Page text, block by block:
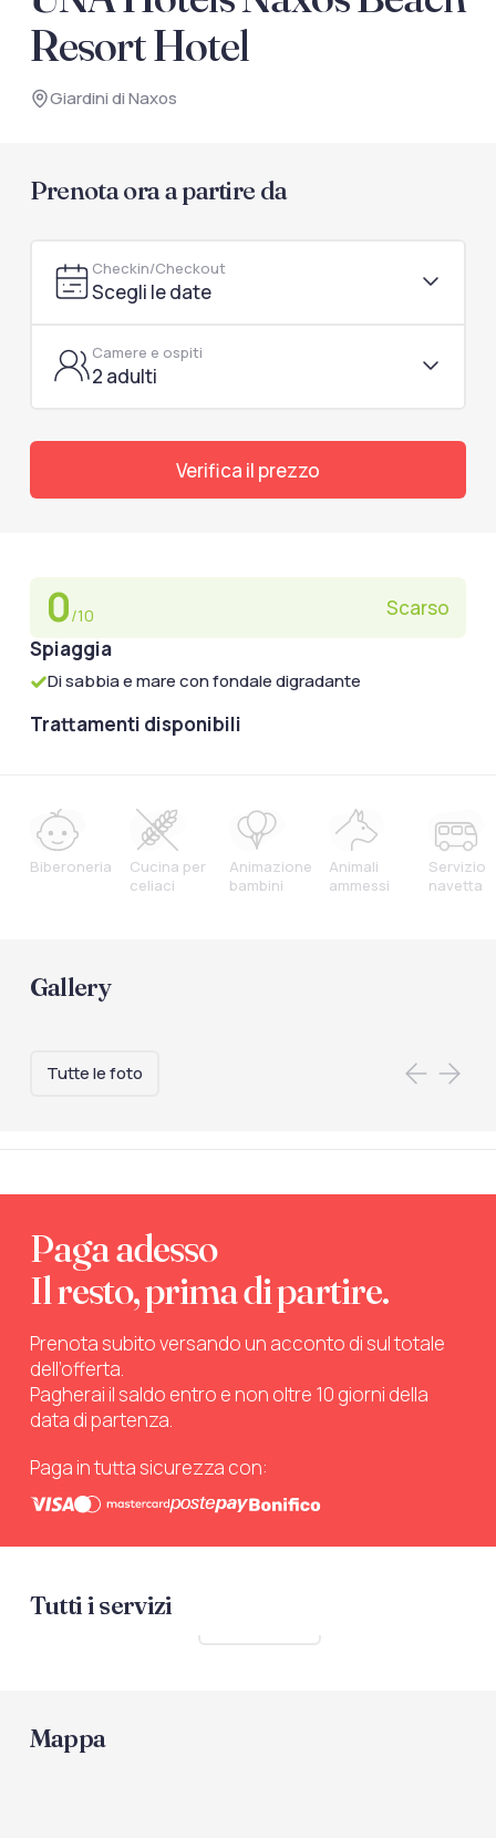
documenti di viaggio.
Accedi / Registrati
Resort Hotel
Giardini di Naxos
Prenota ora a partire da
Checkin/Checkout
Scegli le date
Camere e ospiti
2 adulti
Verifica il prezzo
0/10
Scarso
Spiaggia
Di sabbia e mare con fondale digradante
Trattamenti disponibili
Biberoneria
Cucina per
celiaci
Animazione
bambini
Animali
ammessi
Servizio
navetta
Gallery
Tutte le foto
Paga adesso
Il resto, prima di partire.
Prenota subito versando un acconto di sul totale
dell’offerta.
Pagherai il saldo entro e non oltre 10 giorni della
data di partenza.
Paga in tutta sicurezza con:
Tutti i servizi
Mappa